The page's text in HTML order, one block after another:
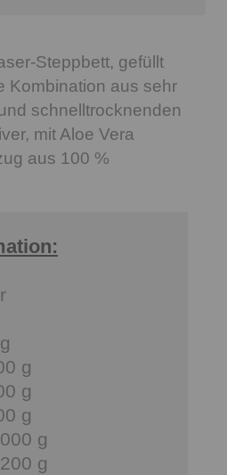
Steppbett, gefüllt
Kombination aus sehr
schnelltrocknenden
mit Aloe Vera
aus 100 %
g
g
g
g
g